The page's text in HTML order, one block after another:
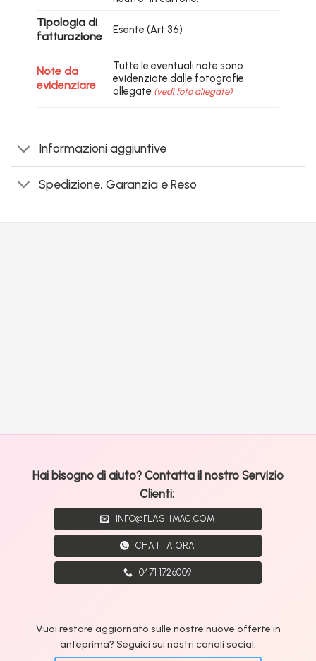
Tipologia di
fatturazione
Esente (Art.36)
Note da
evidenziare
Tutte le eventuali note sono
evidenziate dalle fotografie
allegate (vedi foto allegate)
Informazioni aggiuntive
Spedizione, Garanzia e Reso
Hai bisogno di aiuto? Contatta il nostro Servizio
Clienti:
INFO@FLASHMAC.COM
CHATTA ORA
0471 1726009
Vuoi restare aggiornato sulle nostre nuove offerte in
anteprima? Seguici sui nostri canali social: